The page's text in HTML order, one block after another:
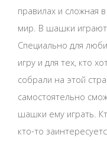
правилах и сложная
мир. В шашки играют
Специально для
игру и для тех, кто
собрали на этой
самостоятельно
шашки ему играть.
кто-то